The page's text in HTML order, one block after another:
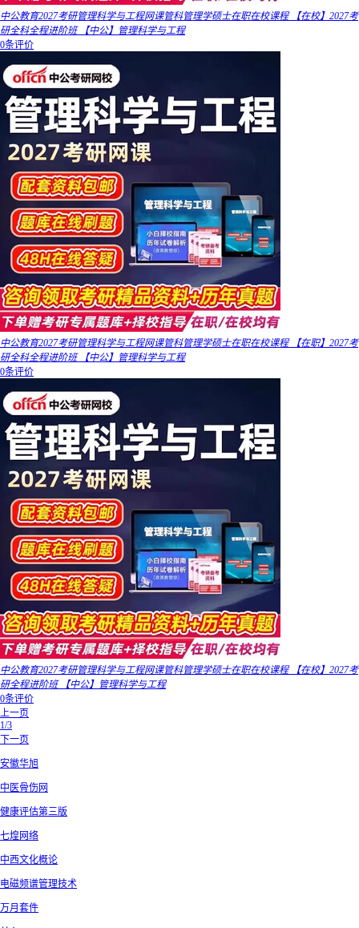
中公教育2027考研管理科学与工程网课管科管理学硕士在职在校课程 【在校】2027考
研全科全程进阶班 【中公】管理科学与工程
0条评价
中公教育2027考研管理科学与工程网课管科管理学硕士在职在校课程 【在职】2027考
研全科全程进阶班 【中公】管理科学与工程
0条评价
中公教育2027考研管理科学与工程网课管科管理学硕士在职在校课程 【在校】2027考
研全程进阶班 【中公】管理科学与工程
0条评价
上一页
1/3
下一页
安徽华旭
中医骨伤网
健康评估第三版
七煌网络
中西文化概论
电磁频谱管理技术
万月套件